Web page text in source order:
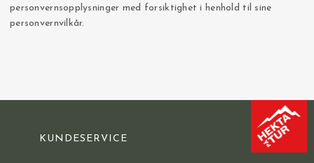
personvernsopplysninger med forsiktighet i henhold til sine
personvernvilkår.
KUNDESERVICE